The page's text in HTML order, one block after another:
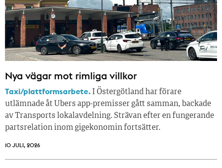
Nya vägar mot rimliga villkor
Taxi/plattformsarbete. I Östergötland har förare
utlämnade åt Ubers app-premisser gått samman, backade
av Transports lokalavdelning. Strävan efter en fungerande
partsrelation inom gigekonomin fortsätter.
10 JULI, 2026